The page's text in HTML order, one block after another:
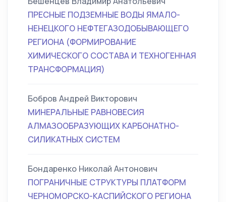
ПРЕСНЫЕ ПОДЗЕМНЫЕ ВОДЫ ЯМАЛО-
НЕНЕЦКОГО НЕФТЕГАЗОДОБЫВАЮЩЕГО
РЕГИОНА (ФОРМИРОВАНИЕ
ХИМИЧЕСКОГО СОСТАВА И ТЕХНОГЕННАЯ
ТРАНСФОРМАЦИЯ)
Бобров Андрей Викторович
МИНЕРАЛЬНЫЕ РАВНОВЕСИЯ
АЛМАЗООБРАЗУЮЩИХ КАРБОНАТНО-
СИЛИКАТНЫХ СИСТЕМ
Бондаренко Николай Антонович
ПОГРАНИЧНЫЕ СТРУКТУРЫ ПЛАТФОРМ
ЧЕРНОМОРСКО-КАСПИЙСКОГО РЕГИОНА